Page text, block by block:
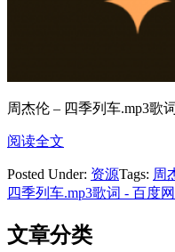
周杰伦 – 四季列车.mp3歌
阅读全文
Posted Under: 资源Tags: 周
四季列车.mp3歌词 - 百度
文章分类